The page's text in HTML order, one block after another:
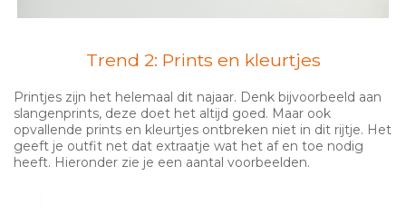
Trend 2: Prints en kleurtjes
Printjes zijn het helemaal dit najaar. Denk bijvoorbeeld aan
slangenprints, deze doet het altijd goed. Maar ook
opvallende prints en kleurtjes ontbreken niet in dit rijtje. Het
geeft je outfit net dat extraatje wat het af en toe nodig
heeft. Hieronder zie je een aantal voorbeelden.